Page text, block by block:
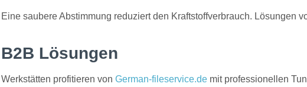
Eine saubere Abstimmung reduziert den Kraftstoffverbrauch. Lösungen
B2B Lösungen
Werkstätten profitieren von German-fileservice.de mit professionellen